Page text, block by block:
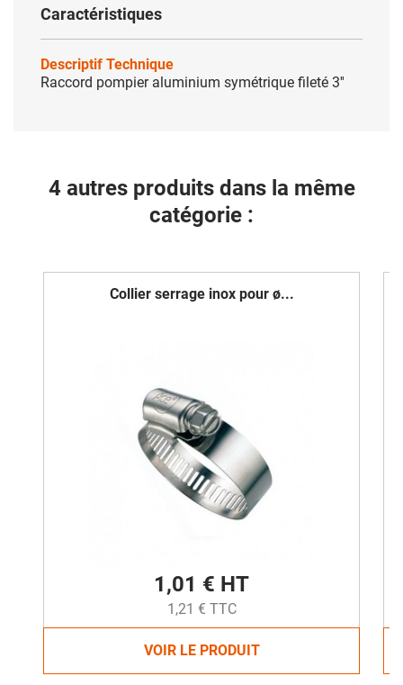
Caractéristiques
Descriptif Technique
Raccord pompier aluminium symétrique fileté 3''
4 autres produits dans la même
catégorie :
Collier serrage inox pour ø...
1,01 € HT
1,21 € TTC
VOIR LE PRODUIT